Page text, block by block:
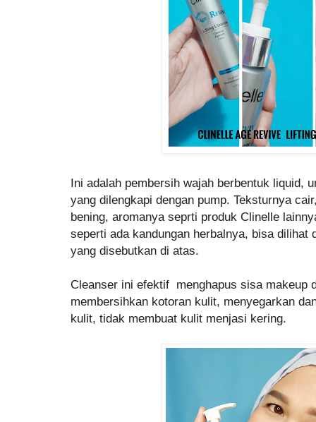
Ini adalah pembersih wajah berbentuk liquid,
yang dilengkapi dengan pump. Teksturnya
bening, aromanya seprti produk Clinelle
seperti ada kandungan herbalnya, bisa dilihat
yang disebutkan di atas.
Cleanser ini efektif menghapus sisa makeup
membersihkan kotoran kulit, menyegarkan
kulit, tidak membuat kulit menjasi kering.